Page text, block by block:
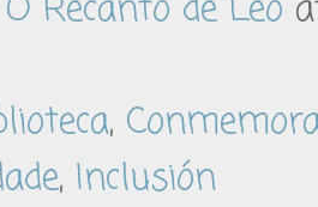
,
, Inclusión